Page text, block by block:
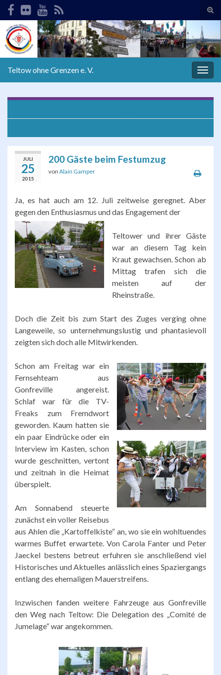
Search for:
Teltow ohne Grenzen e. V.
JULI
25
2015
200 Gäste beim Festumzug
von Alain Gamper
Ja, es hat auch am 12. Juli zeitweise geregnet. Aber
gegen den Enthusiasmus und das Engagement der
Teltower und ihrer Gäste
war an diesem Tag kein
Kraut gewachsen. Schon ab
Mittag trafen sich die
meisten auf der
Rheinstraße.
Doch die Zeit bis zum Start des Zuges verging ohne
Langeweile, so unternehmungslustig und phantasievoll
zeigten sich doch alle Mitwirkenden.
Schon am Freitag war ein
Fernsehteam aus
Gonfreville angereist.
Schlaf war für die TV-
Freaks zum Fremdwort
geworden. Kaum hatten sie
ein paar Eindrücke oder ein
Interview im Kasten, schon
wurde geschnitten, vertont
und zeitnah in die Heimat
überspielt.
Am Sonnabend steuerte
zunächst ein voller Reisebus
aus Ahlen die „Kartoffelkiste“ an, wo sie ein wohltuendes
warmes Buffet erwartete. Von Carola Fanter und Peter
Jaeckel bestens betreut erfuhren sie anschließend viel
Historisches und Aktuelles anlässlich eines Spaziergangs
entlang des ehemaligen Mauerstreifens.
Inzwischen fanden weitere Fahrzeuge aus Gonfreville
den Weg nach Teltow: Die Delegation des „Comité de
Jumelage“ war angekommen.